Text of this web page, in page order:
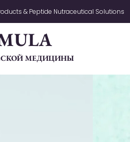
& Peptide Nutraceutical Solutions
МЕДИЦИНЫ